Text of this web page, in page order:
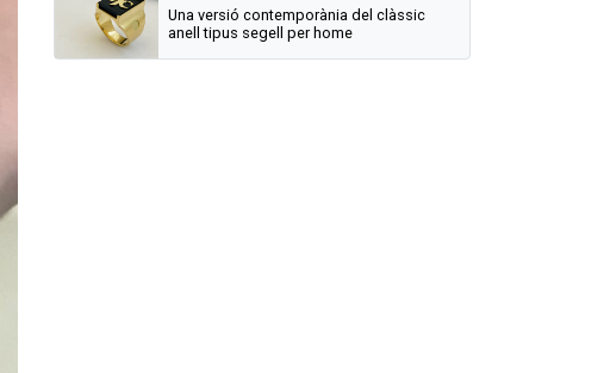
Una versió contemporània del clàssic
anell tipus segell per home